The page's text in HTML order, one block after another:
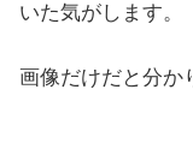
いた気がします。
画像だけだと分か